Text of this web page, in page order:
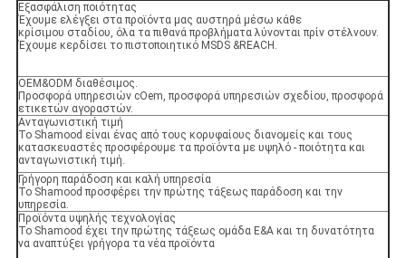
Εξασφάλιση ποιότητας
Έχουμε ελέγξει στα προϊόντα μας αυστηρά μέσω κάθε
κρίσιμου σταδίου, όλα τα πιθανά προβλήματα λύνονται πρίν στέλνουν.
Έχουμε κερδίσει το πιστοποιητικό MSDS &REACH.
OEM&ODM διαθέσιμος.
Προσφορά υπηρεσιών cOem, προσφορά υπηρεσιών σχεδίου, προσφορά
ετικετών αγοραστών.
Ανταγωνιστική τιμή
Το Shamood είναι ένας από τους κορυφαίους διανομείς και τους
κατασκευαστές προσφέρουμε τα προϊόντα με υψηλό - ποιότητα και
ανταγωνιστική τιμή.
Γρήγορη παράδοση και καλή υπηρεσία
Το Shamood προσφέρει την πρώτης τάξεως παράδοση και την
υπηρεσία.
Προϊόντα υψηλής τεχνολογίας
Το Shamood έχει την πρώτης τάξεως ομάδα Ε&Α και τη δυνατότητα
να αναπτύξει γρήγορα τα νέα προϊόντα